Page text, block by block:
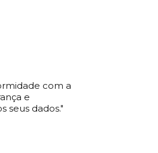
com a
e
seus dados."